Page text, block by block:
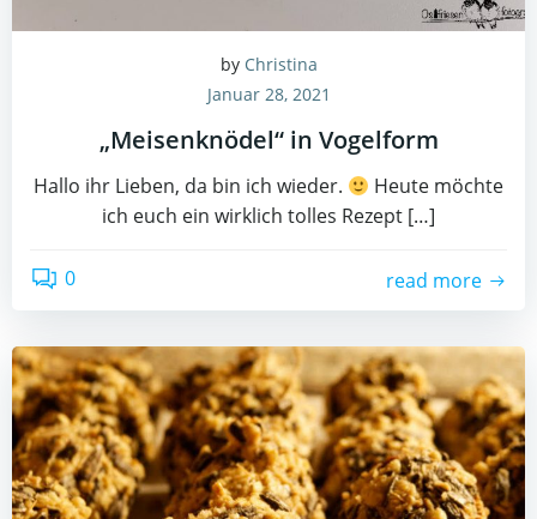
by Christina
Januar 28, 2021
„Meisenknödel“ in Vogelform
Hallo ihr Lieben, da bin ich wieder.
Heute möchte
ich euch ein wirklich tolles Rezept […]
0 read more